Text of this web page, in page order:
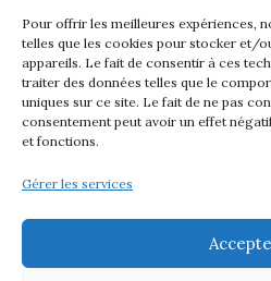
Pour offrir les meilleures expériences,
telles que les cookies pour stocker et/
appareils. Le fait de consentir à ces
traiter des données telles que le
uniques sur ce site. Le fait de ne pas
consentement peut avoir un effet
et fonctions.
Gérer les services
CGV et
Mentions légales